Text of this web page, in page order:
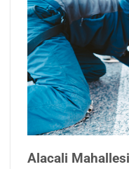
Alacali